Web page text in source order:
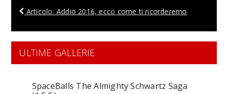
Articolo: Addio 2016, ecco come ti ricorderemo
ULTIME GALLERIE
SpaceBalls The Almighty Schwartz Saga